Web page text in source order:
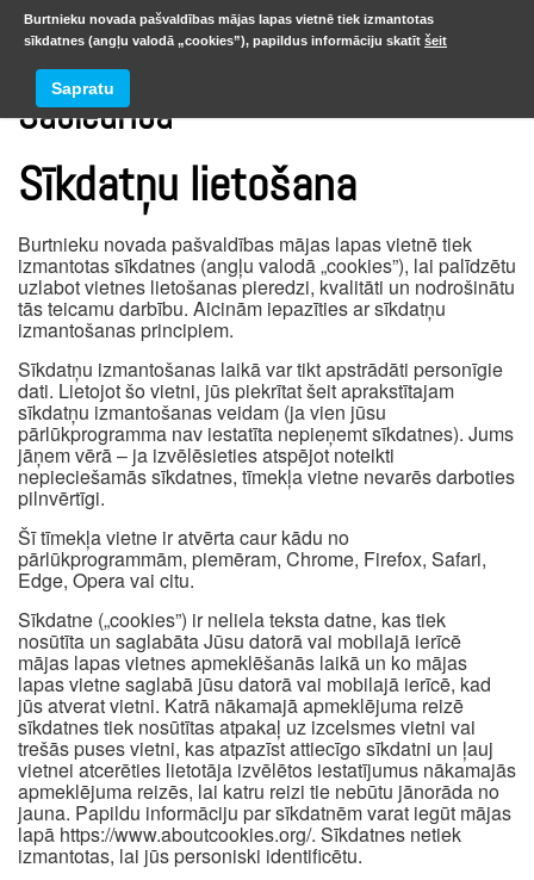
Sabiedrība
Sīkdatņu lietošana
Burtnieku novada pašvaldības mājas lapas vietnē tiek
izmantotas sīkdatnes (angļu valodā „cookies”), lai palīdzētu
uzlabot vietnes lietošanas pieredzi, kvalitāti un nodrošinātu
tās teicamu darbību. Aicinām iepazīties ar sīkdatņu
izmantošanas principiem.
Sīkdatņu izmantošanas laikā var tikt apstrādāti personīgie
dati. Lietojot šo vietni, jūs piekrītat šeit aprakstītajam
sīkdatņu izmantošanas veidam (ja vien jūsu
pārlūkprogramma nav iestatīta nepieņemt sīkdatnes). Jums
jāņem vērā – ja izvēlēsieties atspējot noteikti
nepieciešamās sīkdatnes, tīmekļa vietne nevarēs darboties
pilnvērtīgi.
Šī tīmekļa vietne ir atvērta caur kādu no
pārlūkprogrammām, piemēram, Chrome, Firefox, Safari,
Edge, Opera vai citu.
Sīkdatne („cookies”) ir neliela teksta datne, kas tiek
nosūtīta un saglabāta Jūsu datorā vai mobilajā ierīcē
mājas lapas vietnes apmeklēšanās laikā un ko mājas
lapas vietne saglabā jūsu datorā vai mobilajā ierīcē, kad
jūs atverat vietni. Katrā nākamajā apmeklējuma reizē
sīkdatnes tiek nosūtītas atpakaļ uz izcelsmes vietni vai
trešās puses vietni, kas atpazīst attiecīgo sīkdatni un ļauj
vietnei atcerēties lietotāja izvēlētos iestatījumus nākamajās
apmeklējuma reizēs, lai katru reizi tie nebūtu jānorāda no
jauna. Papildu informāciju par sīkdatnēm varat iegūt mājas
lapā https://www.aboutcookies.org/. Sīkdatnes netiek
izmantotas, lai jūs personiski identificētu.
Burtnieku novada pašvaldības mājas lapas vietnē tiek izmantotas
sīkdatnes (angļu valodā „cookies”), papildus informāciju skatīt šeit
Sapratu